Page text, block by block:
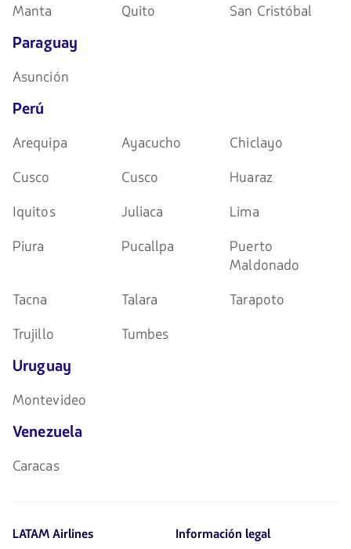
Manta Quito San Cristóbal
Paraguay
Asunción
Perú
Arequipa Ayacucho
Chiclayo
Cusco
Cusco
Huaraz
Iquitos
Juliaca
Lima
Piura
Pucallpa
Puerto
Maldonado
Tacna
Talara
Tarapoto
Trujillo
Tumbes
Uruguay
Montevideo
Venezuela
Caracas
LATAM Airlines Información legal